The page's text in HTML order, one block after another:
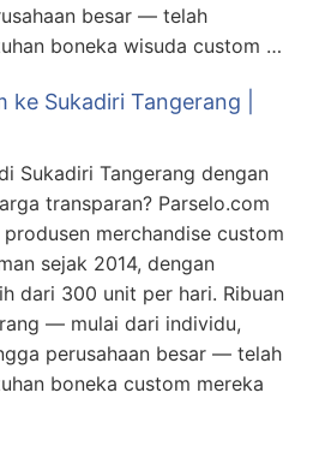
besar — telah
boneka wisuda custom …
Sukadiri Tangerang |
Sukadiri Tangerang dengan
transparan? Parselo.com
merchandise custom
sejak 2014, dengan
dari 300 unit per hari. Ribuan
— mulai dari individu,
perusahaan besar — telah
boneka custom mereka